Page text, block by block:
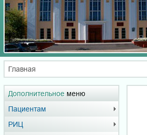
Главная
Дополнительное меню
Пациентам
РИЦ